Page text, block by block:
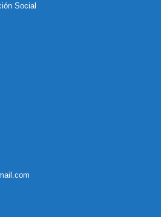
Social